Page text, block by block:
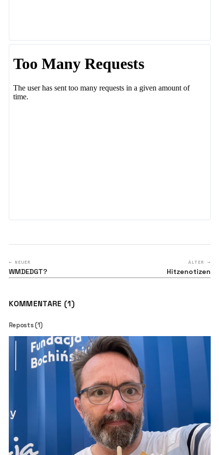
← NEUER
WMDEDGT?
ÄLTER →
Hitzenotizen
KOMMENTARE (1)
Reposts (1)